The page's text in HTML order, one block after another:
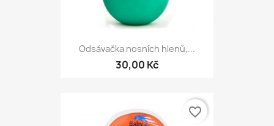
Odsávačka nosních hlenů,...
30,00 Kč
favorite_border